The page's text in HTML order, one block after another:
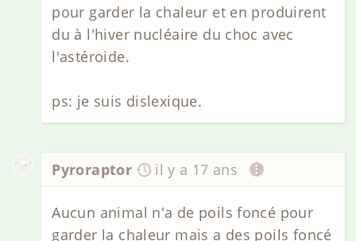
pour garder la chaleur et en produirent
du à l'hiver nucléaire du choc avec
l'astéroide.
ps: je suis dislexique.
Pyroraptor il y a 17 ans
Aucun animal n'a de poils foncé pour
garder la chaleur mais a des poils foncé